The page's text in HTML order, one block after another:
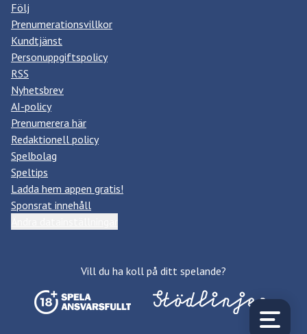
Följ
Prenumerationsvillkor
Kundtjänst
Personuppgiftspolicy
RSS
Nyhetsbrev
AI-policy
Prenumerera här
Redaktionell policy
Spelbolag
Speltips
Ladda hem appen gratis!
Sponsrat innehåll
Vill du ha koll på ditt spelande?